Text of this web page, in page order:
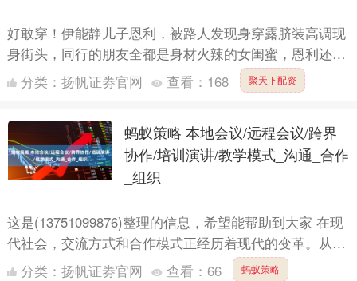
好敢穿！伊能静儿子恩利，被路人发现身穿露脐装高调现
身街头，同行的朋友全都是身材火辣的女闺蜜，恩利还大
方和认出的路人们合影，伊能静真的兑现了承诺，尊重恩
利尝试各种....
分类： 扬帆证劵官网 查看： 168 聚天下配资
蚂蚁策略 本地会议/远程会议/跨界
协作/培训演讲/教学模式_沟通_合作
_组织
这是(13751099876)整理的信息，希望能帮助到大家 在现
代社会，交流方式和合作模式正经历着现代的变革。从传
统的面对面会议到远程协作，再到跨界合作与培训教....
分类： 扬帆证劵官网 查看： 66 蚂蚁策略